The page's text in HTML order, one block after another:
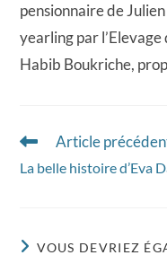
pensionnaire de
yearling par l’Elevage
Habib Boukriche,
Read
articles
Article
La belle histoire d’Eva
VOUS DEVRIEZ